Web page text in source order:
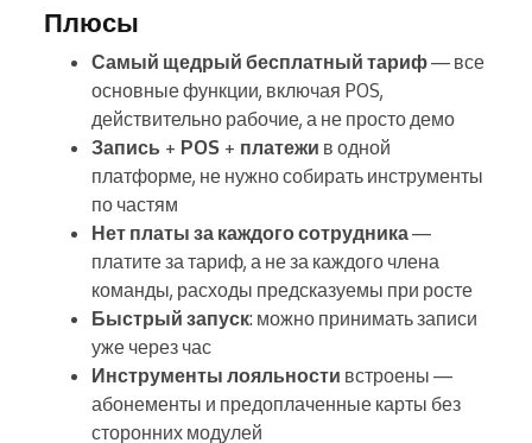
Плюсы
Самый щедрый бесплатный тариф— все
основные функции, включая POS,
действительно рабочие, а не просто демо
Запись + POS + платежи в одной
платформе, не нужно собирать инструменты
по частям
Нет платы за каждого сотрудника—
платите за тариф, а не за каждого члена
команды, расходы предсказуемы при росте
Быстрый запуск: можно принимать записи
уже через час
Инструменты лояльности встроены —
абонементы и предоплаченные карты без
сторонних модулей